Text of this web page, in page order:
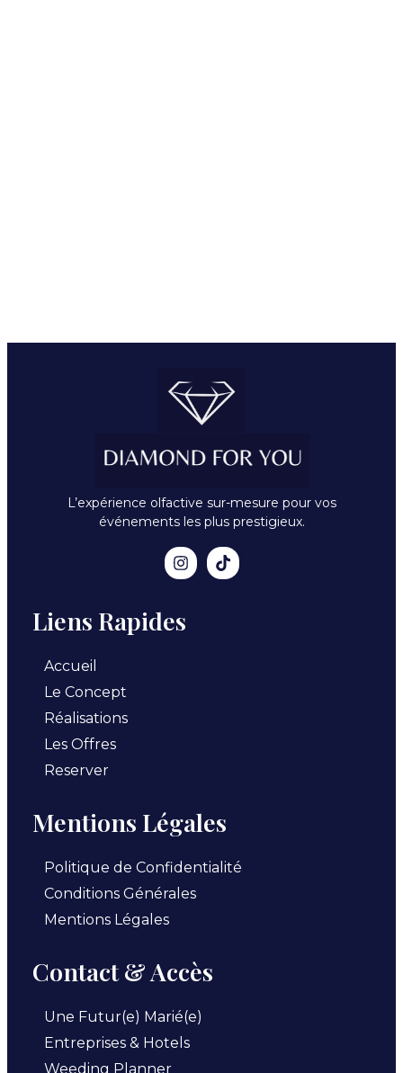
L’expérience olfactive sur-mesure pour vos
événements les plus prestigieux.
Liens Rapides
Accueil
Le Concept
Réalisations
Les Offres
Reserver
Mentions Légales
Politique de Confidentialité
Conditions Générales
Mentions Légales
Contact & Accès
Une Futur(e) Marié(e)
Entreprises & Hotels
Weeding Planner